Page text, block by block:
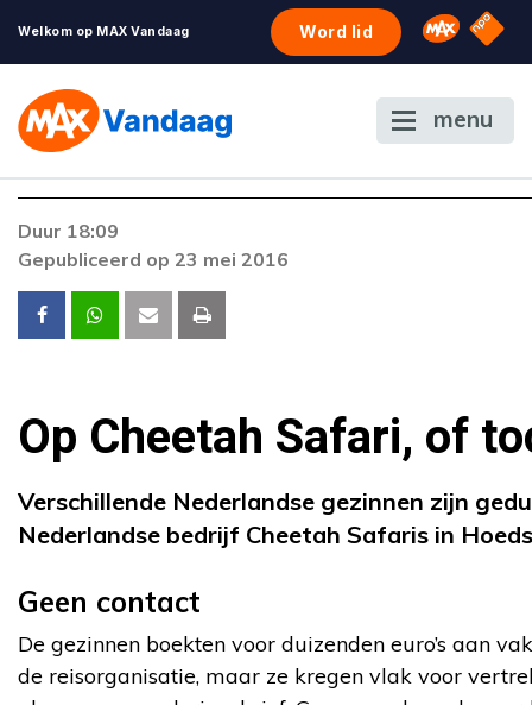
Welkom op MAX Vandaag Word lid Omroep
NPO
menu
De gewenste stream is op dit moment niet
neem dan contact op met onze klantenservice.
Duur 18:09
Gepubliceerd op 23 mei 2016
Op Cheetah Safari, of
Verschillende Nederlandse gezinnen zijn
Nederlandse bedrijf Cheetah Safaris in
Geen contact
De gezinnen boekten voor duizenden euro’s aan
de reisorganisatie, maar ze kregen vlak voor